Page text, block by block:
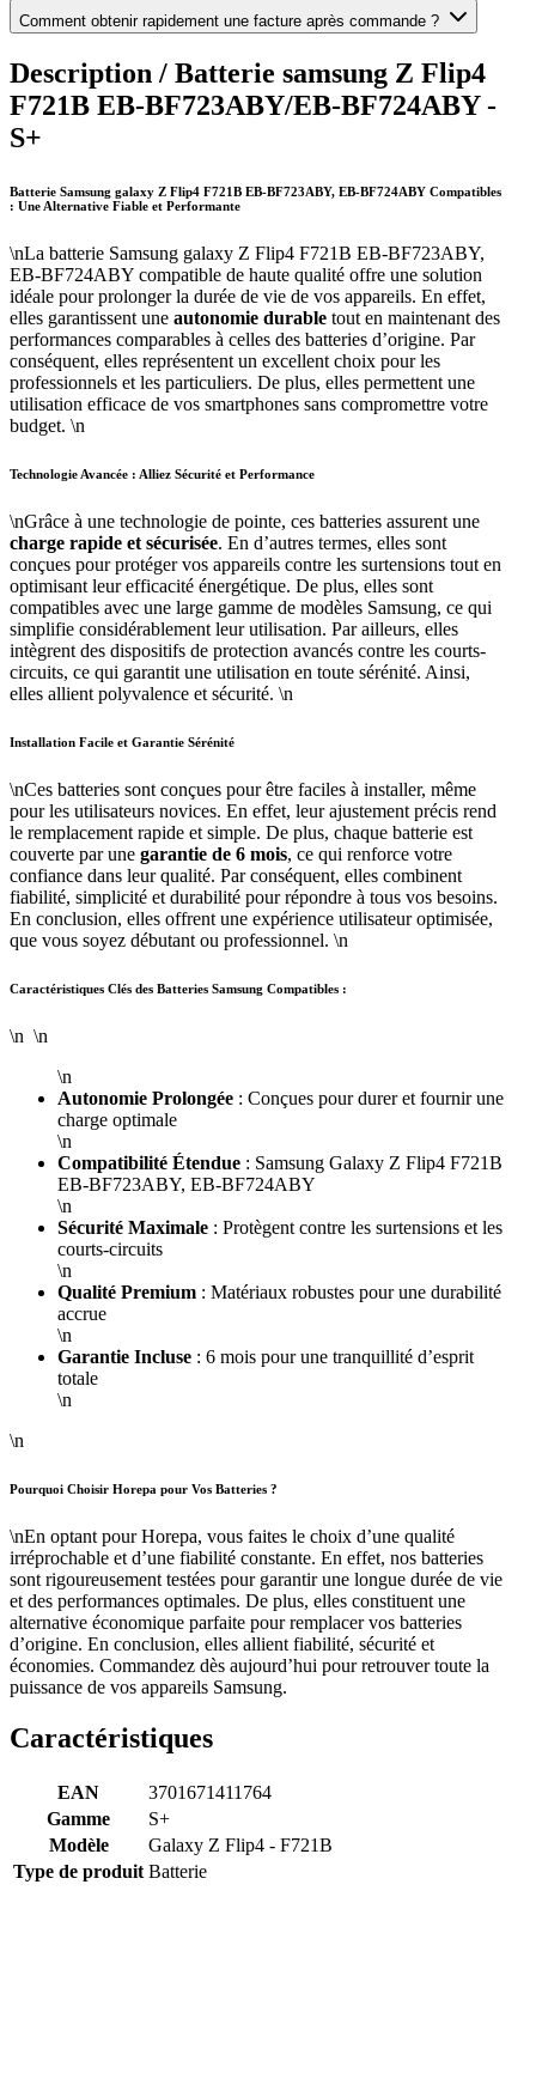
Comment obtenir rapidement une facture après commande ?
Description / Batterie samsung Z Flip4
F721B EB-BF723ABY/EB-BF724ABY -
S+
Batterie Samsung galaxy Z Flip4 F721B EB-BF723ABY, EB-BF724ABY Compatibles
: Une Alternative Fiable et Performante
\nLa batterie Samsung galaxy Z Flip4 F721B EB-BF723ABY,
EB-BF724ABY compatible de haute qualité offre une solution
idéale pour prolonger la durée de vie de vos appareils. En effet,
elles garantissent une autonomie durable tout en maintenant des
performances comparables à celles des batteries d’origine. Par
conséquent, elles représentent un excellent choix pour les
professionnels et les particuliers. De plus, elles permettent une
utilisation efficace de vos smartphones sans compromettre votre
budget. \n
Technologie Avancée : Alliez Sécurité et Performance
\nGrâce à une technologie de pointe, ces batteries assurent une
charge rapide et sécurisée. En d’autres termes, elles sont
conçues pour protéger vos appareils contre les surtensions tout en
optimisant leur efficacité énergétique. De plus, elles sont
compatibles avec une large gamme de modèles Samsung, ce qui
simplifie considérablement leur utilisation. Par ailleurs, elles
intègrent des dispositifs de protection avancés contre les courts-
circuits, ce qui garantit une utilisation en toute sérénité. Ainsi,
elles allient polyvalence et sécurité. \n
Installation Facile et Garantie Sérénité
\nCes batteries sont conçues pour être faciles à installer, même
pour les utilisateurs novices. En effet, leur ajustement précis rend
le remplacement rapide et simple. De plus, chaque batterie est
couverte par une garantie de 6 mois, ce qui renforce votre
confiance dans leur qualité. Par conséquent, elles combinent
fiabilité, simplicité et durabilité pour répondre à tous vos besoins.
En conclusion, elles offrent une expérience utilisateur optimisée,
que vous soyez débutant ou professionnel. \n
Caractéristiques Clés des Batteries Samsung Compatibles :
\n \n
\n
Autonomie Prolongée : Conçues pour durer et fournir une
charge optimale
\n
Compatibilité Étendue : Samsung Galaxy Z Flip4 F721B
EB-BF723ABY, EB-BF724ABY
\n
Sécurité Maximale : Protègent contre les surtensions et les
courts-circuits
\n
Qualité Premium : Matériaux robustes pour une durabilité
accrue
\n
Garantie Incluse : 6 mois pour une tranquillité d’esprit
totale
\n
\n
Pourquoi Choisir Horepa pour Vos Batteries ?
\nEn optant pour Horepa, vous faites le choix d’une qualité
irréprochable et d’une fiabilité constante. En effet, nos batteries
sont rigoureusement testées pour garantir une longue durée de vie
et des performances optimales. De plus, elles constituent une
alternative économique parfaite pour remplacer vos batteries
d’origine. En conclusion, elles allient fiabilité, sécurité et
économies. Commandez dès aujourd’hui pour retrouver toute la
puissance de vos appareils Samsung.
Caractéristiques
EAN
3701671411764
Gamme
S+
Modèle
Galaxy Z Flip4 - F721B
Type de produit Batterie